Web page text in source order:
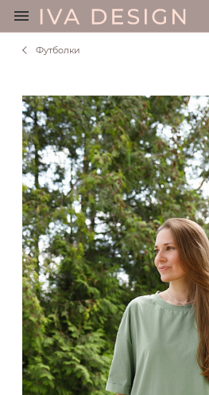
БЕЗ СЕКРЕТОВ
МУЖЧИНАМ
ДЕТЯМ
АКСЕССУАРЫ
СЕРТИФИКАТ
АКЦИИ
БЛОГ
ШОУРУМ
+7 495 401 6950
Футболки